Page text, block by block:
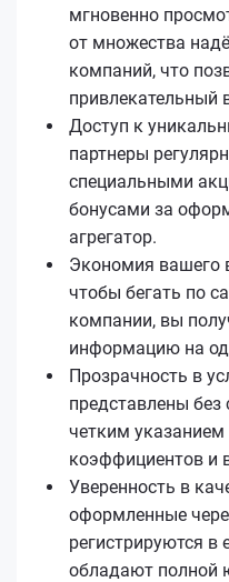
мгновенно
от множества
компаний, что
привлекательный
Доступ к
партнеры
специальными
бонусами за
агрегатор.
Экономия вашего
чтобы бегать по
компании, вы
информацию на
Прозрачность в
представлены
четким
коэффициентов и
Уверенность в
оформленные
регистрируются в
обладают полной